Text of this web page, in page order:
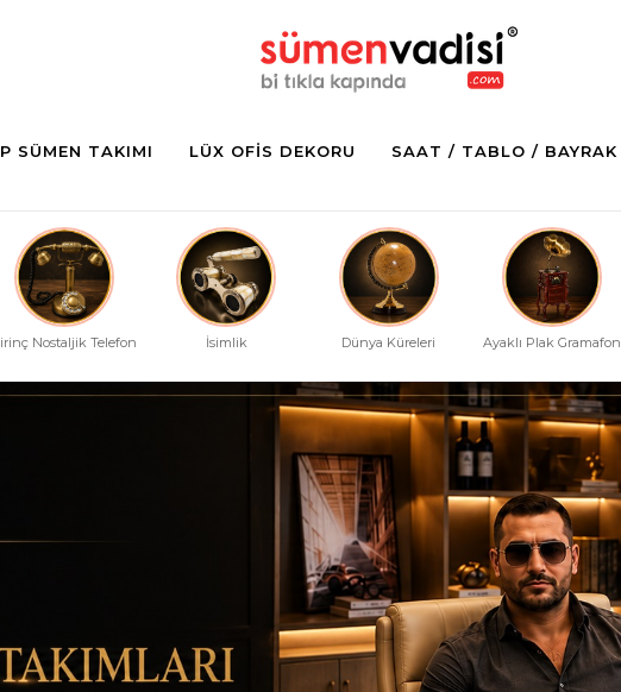
SÜMEN TAKIMI LÜX OFIS DEKORU SAAT / TABLO / BAYRAK
Nostaljik Telefon İsimlik Dünya Küreleri Ayaklı Plak Gramafon